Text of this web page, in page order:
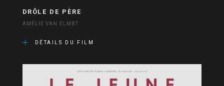
DRÔLE DE PÈRE
AMÉLIE VAN ELMBT
DÉTAILS DU FILM